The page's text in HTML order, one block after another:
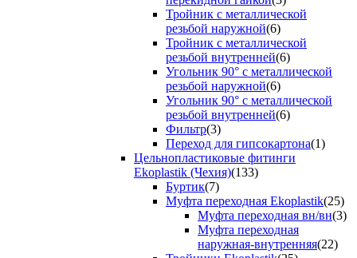
Тройник с металлической
резьбой наружной(6)
Тройник с металлической
резьбой внутренней(6)
Угольник 90° с металлической
резьбой наружной(6)
Угольник 90° с металлической
резьбой внутренней(6)
Фильтр(3)
Переход для гипсокартона(1)
Цельнопластиковые фитинги
Ekoplastik (Чехия)(133)
Буртик(7)
Муфта переходная Ekoplastik(25)
Муфта переходная вн/вн(3)
Муфта переходная
наружная-внутренняя(22)